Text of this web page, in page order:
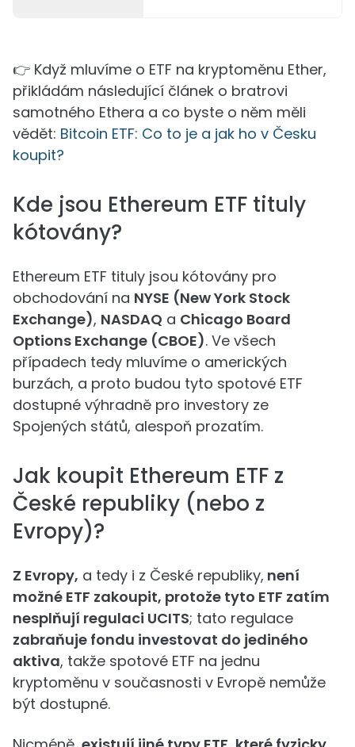
👉 Když mluvíme o ETF na kryptoměnu Ether,
přikládám následující článek o bratrovi
samotného Ethera a co byste o něm měli
vědět: Bitcoin ETF: Co to je a jak ho v Česku
koupit?
Kde jsou Ethereum ETF tituly
kótovány?
Ethereum ETF tituly jsou kótovány pro
obchodování na NYSE (New York Stock
Exchange), NASDAQ a Chicago Board
Options Exchange (CBOE). Ve všech
případech tedy mluvíme o amerických
burzách, a proto budou tyto spotové ETF
dostupné výhradně pro investory ze
Spojených států, alespoň prozatím.
Jak koupit Ethereum ETF z
České republiky (nebo z
Evropy)?
Z Evropy, a tedy i z České republiky, není
možné ETF zakoupit, protože tyto ETF zatím
nesplňují regulaci UCITS; tato regulace
zabraňuje fondu investovat do jediného
aktiva, takže spotové ETF na jednu
kryptoměnu v současnosti v Evropě nemůže
být dostupné.